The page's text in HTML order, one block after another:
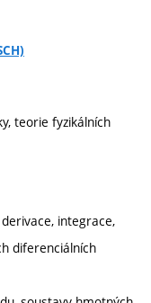
teorie fyzikálních
integrace,
diferenciálních